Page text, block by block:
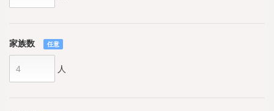
家族数 任意
人